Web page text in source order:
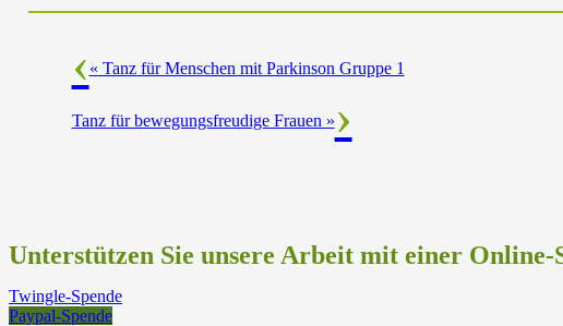
« Tanz für Menschen mit Parkinson Gruppe 1
Tanz für bewegungsfreudige Frauen »
Unterstützen Sie unsere Arbeit mit einer Online-
Twingle-Spende
Paypal-Spende